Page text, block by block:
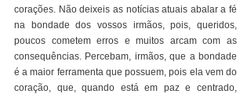
corações. Não deixeis as notícias atuais abalar a fé
na bondade dos vossos irmãos, pois, queridos,
poucos cometem erros e muitos arcam com as
consequências. Percebam, irmãos, que a bondade
é a maior ferramenta que possuem, pois ela vem do
coração, que, quando está em paz e centrado,